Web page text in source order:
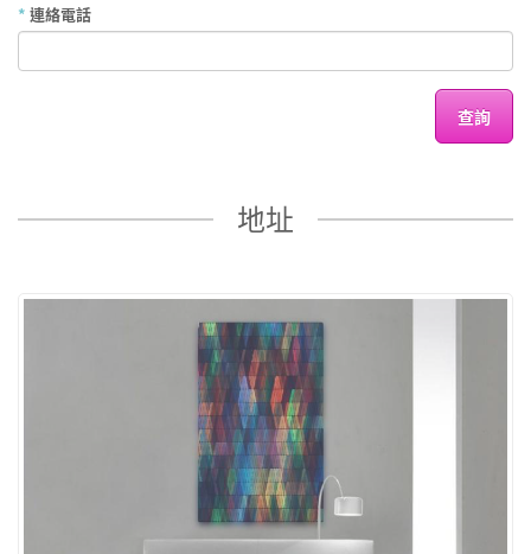
* 連絡電話
查詢
地址